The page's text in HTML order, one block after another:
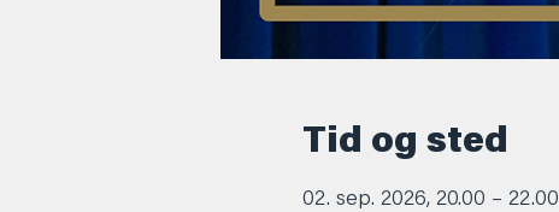
Tid og sted
02. sep. 2026, 20.00 – 22.00